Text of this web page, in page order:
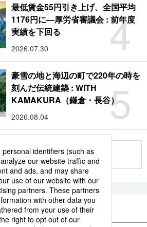
4
最低賃金55円引き上げ、全国平均
1176円に―厚労省審議会 : 前年度
実績を下回る
2026.07.30
5
豪雪の地と海辺の町で220年の時を
刻んだ伝統建築 : WITH
KAMAKURA（鎌倉・長谷）
2026.08.04
もっと見る
ド